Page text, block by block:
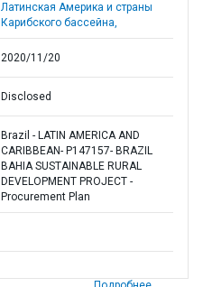
Латинская Америка и страны
Карибского бассейна,
2020/11/20
Disclosed
Brazil - LATIN AMERICA AND
CARIBBEAN- P147157- BRAZIL
BAHIA SUSTAINABLE RURAL
DEVELOPMENT PROJECT -
Procurement Plan